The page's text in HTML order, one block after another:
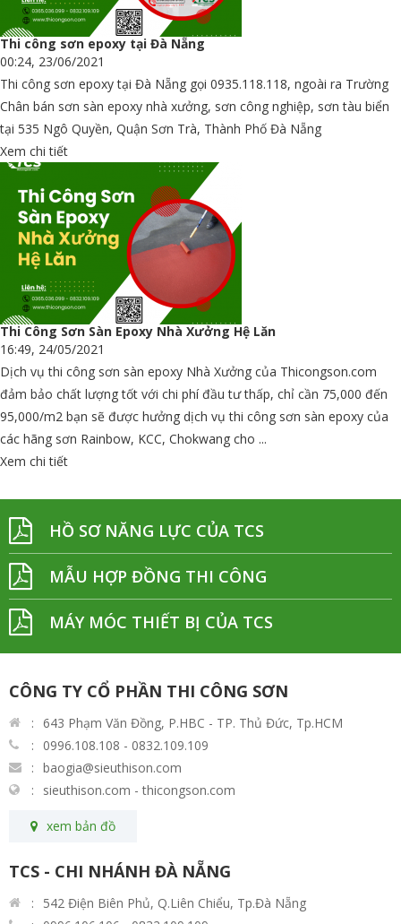
Thi công sơn epoxy tại Đà Nẵng
00:24, 23/06/2021
Thi công sơn epoxy tại Đà Nẵng gọi 0935.118.118, ngoài ra Trường
Chân bán sơn sàn epoxy nhà xưởng, sơn công nghiệp, sơn tàu biển
tại 535 Ngô Quyền, Quận Sơn Trà, Thành Phố Đà Nẵng
Xem chi tiết
Thi Công Sơn Sàn Epoxy Nhà Xưởng Hệ Lăn
16:49, 24/05/2021
Dịch vụ thi công sơn sàn epoxy Nhà Xưởng của Thicongson.com
đảm bảo chất lượng tốt với chi phí đầu tư thấp, chỉ cần 75,000 đến
95,000/m2 bạn sẽ được hưởng dịch vụ thi công sơn sàn epoxy của
các hãng sơn Rainbow, KCC, Chokwang cho ...
Xem chi tiết
HỒ SƠ NĂNG LỰC CỦA TCS
MẪU HỢP ĐỒNG THI CÔNG
MÁY MÓC THIẾT BỊ CỦA TCS
CÔNG TY CỔ PHẦN THI CÔNG SƠN
643 Phạm Văn Đồng, P.HBC - TP. Thủ Đức, Tp.HCM
0996.108.108 - 0832.109.109
baogia@sieuthison.com
sieuthison.com - thicongson.com
xem bản đồ
TCS - CHI NHÁNH ĐÀ NẴNG
542 Điện Biên Phủ, Q.Liên Chiểu, Tp.Đà Nẵng